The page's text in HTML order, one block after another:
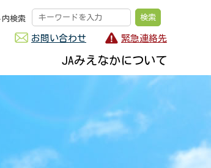
内検索
お問い合わせ 緊急連絡先
JAみえなかについて